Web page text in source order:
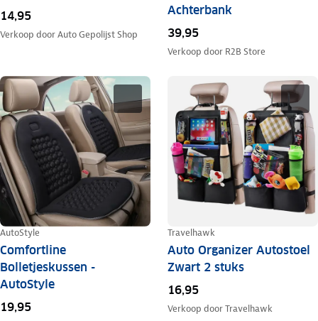
14,95
Verkoop doorAuto Gepolijst Shop
Achterbank
39,95
Verkoop door R2B Store
AutoStyle
Comfortline
Bolletjeskussen -
AutoStyle
19,95
Travelhawk
Auto Organizer Autostoel
Zwart 2 stuks
16,95
Verkoop doorTravelhawk